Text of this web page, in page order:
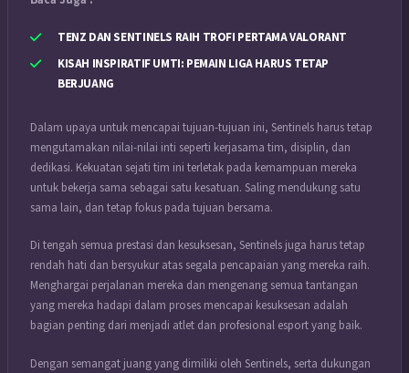
TENZ DAN SENTINELS RAIH TROFI PERTAMA VALORANT
KISAH INSPIRATIF UMTI: PEMAIN LIGA HARUS TETAP
BERJUANG
Dalam upaya untuk mencapai tujuan-tujuan ini, Sentinels harus tetap
mengutamakan nilai-nilai inti seperti kerjasama tim, disiplin, dan
dedikasi. Kekuatan sejati tim ini terletak pada kemampuan mereka
untuk bekerja sama sebagai satu kesatuan. Saling mendukung satu
sama lain, dan tetap fokus pada tujuan bersama.
Di tengah semua prestasi dan kesuksesan, Sentinels juga harus tetap
rendah hati dan bersyukur atas segala pencapaian yang mereka raih.
Menghargai perjalanan mereka dan mengenang semua tantangan
yang mereka hadapi dalam proses mencapai kesuksesan adalah
bagian penting dari menjadi atlet dan profesional esport yang baik.
Dengan semangat juang yang dimiliki oleh Sentinels, serta dukungan